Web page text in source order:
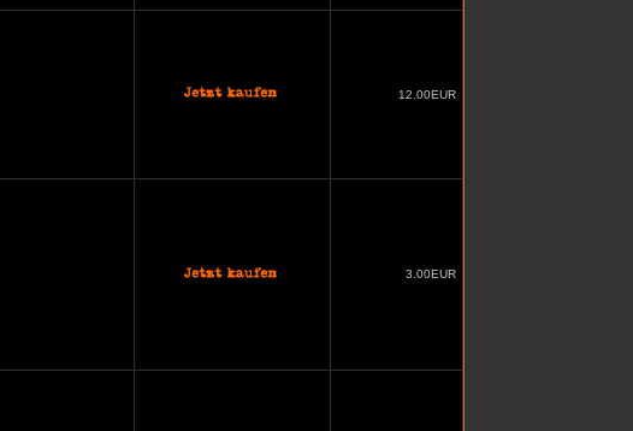
12.00EUR
3.00EUR